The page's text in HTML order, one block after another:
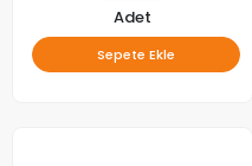
Adet
Sepete Ekle